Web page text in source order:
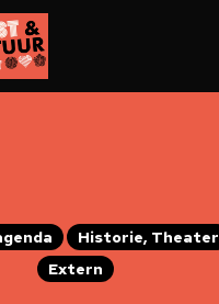
Historie, Theater
Extern